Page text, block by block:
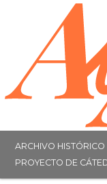
ARCHIVO
PROYECTO DE